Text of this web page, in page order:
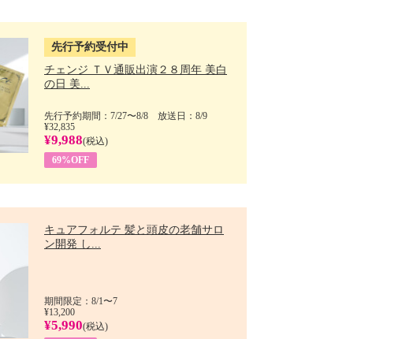
先行予約受付中
チェンジ ＴＶ通販出演２８周年 美白
の日 美...
先行予約期間：7/27〜8/8 放送日：8/9
¥32,835
¥9,988(税込)
69%OFF
キュアフォルテ 髪と頭皮の老舗サロ
ン開発 し...
期間限定：8/1〜7
¥13,200
¥5,990(税込)